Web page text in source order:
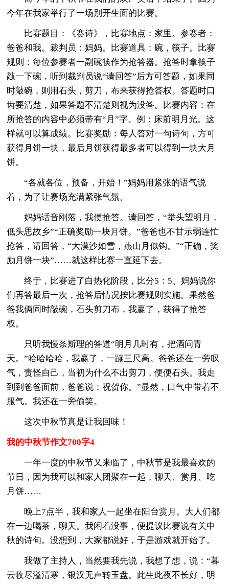
今年在我家举行了一场别开生面的比赛。
比赛题目：《赛诗》，比赛地点：家里。参赛者：
爸爸和我。裁判员：妈妈。比赛道具：碗，筷子。比赛
规则：每位参赛者一副碗筷作为抢答器。抢答时拿筷子
敲一下碗，听到裁判员说“请回答”后方可答题，如果同
时敲碗，则用石头，剪刀，布来获得抢答权。答题时口
齿要清楚，如果答题不清楚则视为没答。比赛内容：在
所抢答的内容中必须带有“月”字。例：床前明月光。这
样就可以算成绩。比赛奖励：每人答对一句诗句，方可
获得月饼一块，最后月饼获得最多者可以得到一块大月
饼。
“各就各位，预备，开始！”妈妈用紧张的语气说
着，为了让赛场充满紧张气氛。
妈妈话音刚落，我便抢答。请回答，“举头望明月，
低头思故乡”“正确奖励一块月饼。”爸爸也不甘示弱连忙
抢答，请回答，“大漠沙如雪，燕山月似钩。”“正确，奖
励月饼一块”……就这样比赛一直延下去。
终于，比赛进了白热化阶段，比分5：5、妈妈说你
们再答最后一次，抢答后情况按比赛规则实施。果然爸
爸我俩同时敲碗，石头剪刀布，我赢了，获得了抢答
权。
只听我慢条斯理的答道“明月几时有，把酒问青
天。”哈哈哈哈，我赢了，一蹦三尺高。爸爸还在一旁叹
气，责怪自己，当初为什么不出剪刀，便便石头。我走
到到爸爸面前，爸爸说：祝贺你。”显然，口气中带着不
服气。我还在一旁偷笑。
这次中秋节真是让我回味！
我的中秋节作文700字4
一年一度的中秋节又来临了，中秋节是我最喜欢的
节日，因为我可以和家人团聚在一起，聊天、赏月、吃
月饼……
晚上7点半，我和家人一起坐在阳台赏月。大人们都
在一边喝茶，聊天。我闲着没事，便提议比赛说有关中
秋的诗句。没想到，大家都说好，于是游戏就开始了。
我做了主持人，当然要我先说，我想了想，说：“暮
云收尽溢清寒，银汉无声转玉盘。此生此夜不长好，明